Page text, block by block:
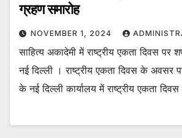
ग्रहण समारोह
NOVEMBER 1, 2024
साहित्य अकादेमी में राष्ट्रीय एकता दिवस पर
नई दिल्ली । राष्ट्रीय एकता दिवस के अवसर
के नई दिल्ली कार्यालय में राष्ट्रीय एकता